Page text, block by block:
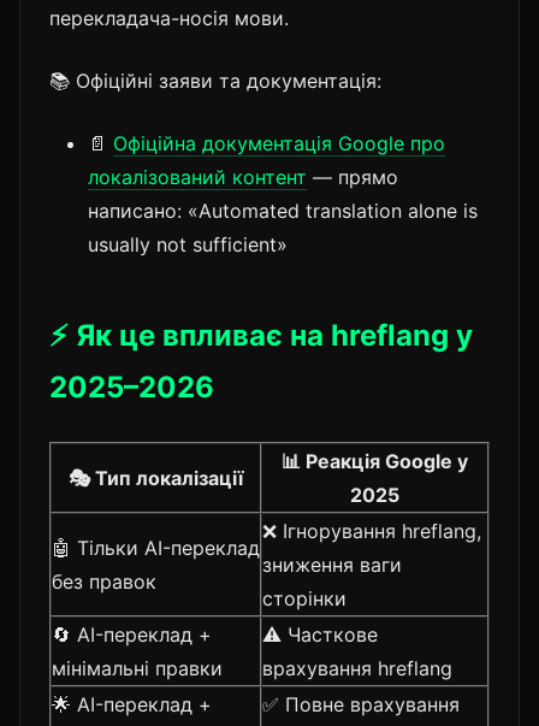
перекладача-носія мови.
📚 Офіційні заяви та документація:
📄 Офіційна документація Google про
локалізований контент — прямо
написано: «Automated translation alone is
usually not sufficient»
⚡ Як це впливає на hreflang у
2025–2026
🎭 Тип локалізації
📊 Реакція Google у
2025
🤖 Тільки AI-переклад
без правок
❌ Ігнорування hreflang,
зниження ваги
сторінки
🔄 AI-переклад +
мінімальні правки
⚠️ Часткове
врахування hreflang
🌟 AI-переклад +
✅ Повне врахування